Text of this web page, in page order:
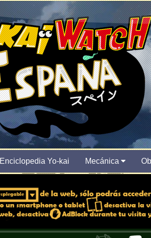
Enciclopedia Yo-kai Mecánica